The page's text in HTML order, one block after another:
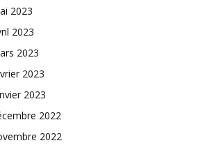
2023
2023
2023
2023
2023
2022
2022